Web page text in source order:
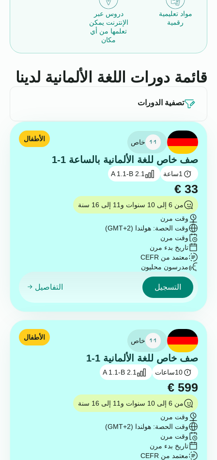
قائمة دورات اللغة الألمانية لدينا
مواد تعليمية
رقمية
دروس عبر
الإنترنت يمكن
تعلمها من أي
مكان
تصفية الدورات
خاص
صف خاص للغة الألمانية بالساعة 1-1
1ساعة A 1.1-B 2.1
الأطفال
€ 33
من 6 إلى 10 سنوات و11 إلى 16 سنة
وقت مرن
وقت الحصة: هولندا (GMT+2)
وقت مرن
تاريخ بدء مرن
معتمد من CEFR
مدرسون محليون
التسجيل التفاصيل
خاص
صف خاص للغة الألمانية 1-1
10ساعات A 1.1-B 2.1
الأطفال
€ 599
من 6 إلى 10 سنوات و11 إلى 16 سنة
وقت مرن
وقت الحصة: هولندا (GMT+2)
وقت مرن
تاريخ بدء مرن
معتمد من CEFR